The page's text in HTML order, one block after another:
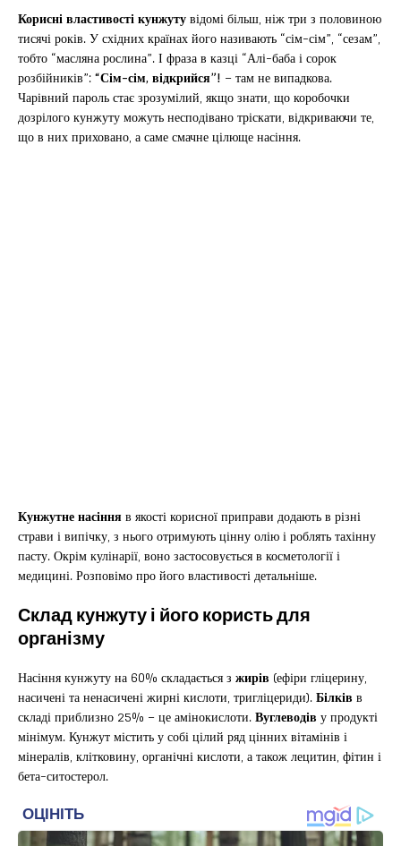
Корисні властивості кунжутувідомі більш, ніж три з половиною
тисячі років. У східних країнах його називають “сім-сім”, “сезам”,
тобто “масляна рослина”. І фраза в казці “Алі-баба і сорок
розбійників”:“Сім-сім, відкрийся”! – там не випадкова.
Чарівний пароль стає зрозумілий, якщо знати, що коробочки
дозрілого кунжуту можуть несподівано тріскати, відкриваючи те,
що в них приховано, а саме смачне цілюще насіння.
Кунжутне насінняв якості корисної приправи додають в різні
страви і випічку, з нього отримують цінну олію і роблять тахінну
пасту. Окрім кулінарії, воно застосовується в косметології і
медицині. Розповімо про його властивості детальніше.
Склад кунжуту і його користь для
організму
Насіння кунжуту на 60% складається з жирів (ефіри гліцерину,
насичені та ненасичені жирні кислоти, тригліцериди).Білків в
складі приблизно 25% – це амінокислоти.Вуглеводів у продукті
мінімум. Кунжут містить у собі цілий ряд цінних вітамінів і
мінералів, клітковину, органічні кислоти, а також лецитин, фітин і
бета-ситостерол.